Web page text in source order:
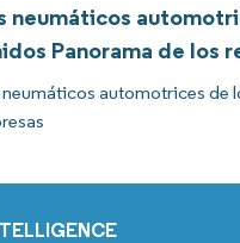
neumáticos
Panorama de los
automotrices de